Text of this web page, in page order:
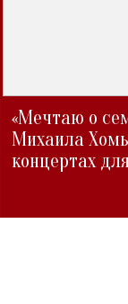
«Мечтаю о
Михаила
концертах